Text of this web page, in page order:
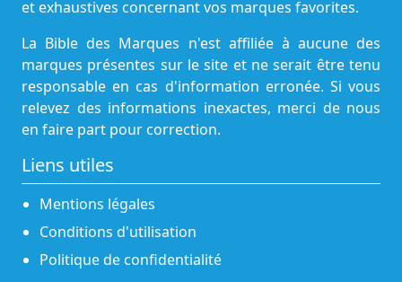
et exhaustives concernant vos marques favorites.
La Bible des Marques n'est affiliée à aucune des
marques présentes sur le site et ne serait être tenu
responsable en cas d'information erronée. Si vous
relevez des informations inexactes, merci de nous
en faire part pour correction.
Liens utiles
Mentions légales
Conditions d'utilisation
Politique de confidentialité